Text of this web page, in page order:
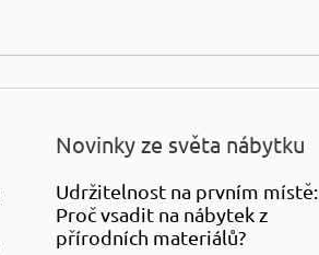
Novinky ze světa nábytku
Udržitelnost na prvním místě:
Proč vsadit na nábytek z
přírodních materiálů?